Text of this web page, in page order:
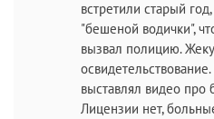
встретили старый
"бешеной водички",
вызвал полицию.
выставлял видео
Лицензии нет,